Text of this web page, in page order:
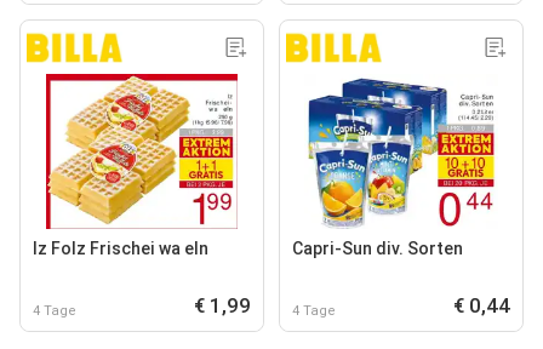
Iz Folz Frischei wa eln
4 Tage € 1,99
Capri-Sun div. Sorten
4 Tage € 0,44